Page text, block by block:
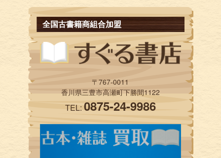
全国古書籍商組合加盟
〒767-0011
香川県三豊市高瀬町下勝間1122
TEL:0875-24-9986